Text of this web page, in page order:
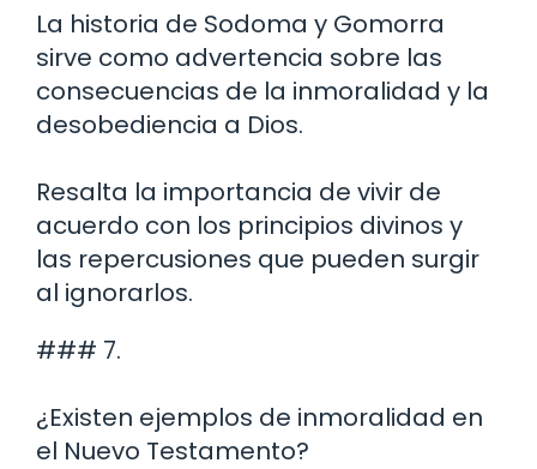
La historia de Sodoma y Gomorra
sirve como advertencia sobre las
consecuencias de la inmoralidad y la
desobediencia a Dios.
Resalta la importancia de vivir de
acuerdo con los principios divinos y
las repercusiones que pueden surgir
al ignorarlos.
### 7.
¿Existen ejemplos de inmoralidad en
el Nuevo Testamento?